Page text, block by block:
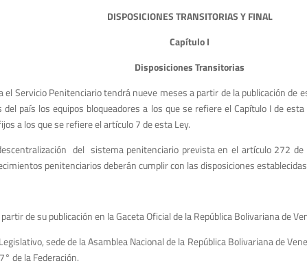
DISPOSICIONES TRANSITORIAS Y FINAL
Capítulo I
Disposiciones Transitorias
el Servicio Penitenciario tendrá nueve meses a partir de la publicación
país los equipos bloqueadores a los que se refiere el Capítulo I de
a los que se refiere el artículo 7 de esta Ley.
del sistema penitenciario prevista en el artículo 272 de
penitenciarios deberán cumplir con las disposiciones
de su publicación en la Gaceta Oficial de la República Bolivariana de
sede de la Asamblea Nacional de la República Bolivariana de
de la Federación.